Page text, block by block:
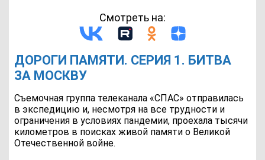
Смотреть на:
ДОРОГИ ПАМЯТИ. СЕРИЯ 1. БИТВА
ЗА МОСКВУ
Съемочная группа телеканала «СПАС» отправилась
в экспедицию и, несмотря на все трудности и
ограничения в условиях пандемии, проехала тысячи
километров в поисках живой памяти о Великой
Отечественной войне.